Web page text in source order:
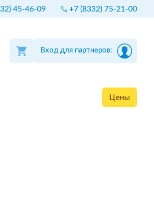
45-46-09 +7 (8332) 75-21-00
Вход для партнеров:
Цены